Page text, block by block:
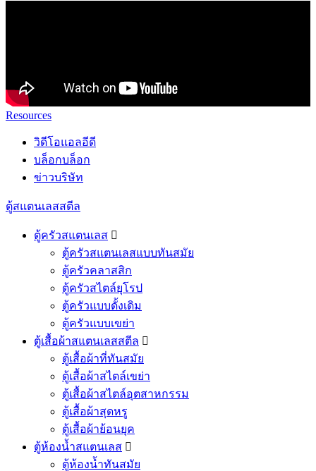
Resources
วิดีโอแอลอีดี
บล็อกบล็อก
ข่าวบริษัท
ตู้สแตนเลสสตีล
ตู้ครัวสแตนเลส 
ตู้ครัวสแตนเลสแบบทันสมัย
ตู้ครัวคลาสสิก
ตู้ครัวสไตล์ยุโรป
ตู้ครัวแบบดั้งเดิม
ตู้ครัวแบบเขย่า
ตู้เสื้อผ้าสแตนเลสสตีล 
ตู้เสื้อผ้าที่ทันสมัย
ตู้เสื้อผ้าสไตล์เขย่า
ตู้เสื้อผ้าสไตล์อุตสาหกรรม
ตู้เสื้อผ้าสุดหรู
ตู้เสื้อผ้าย้อนยุค
ตู้ห้องน้ำสแตนเลส 
ตู้ห้องน้ำทันสมัย